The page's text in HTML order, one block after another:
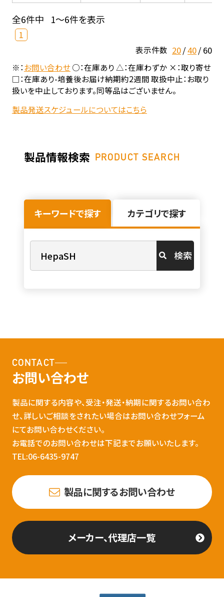
全6件中 1～6件を表示
1
表示件数 20 40 60
※：お問い合わせ○：在庫あり △：在庫わずか ×：取り寄せ
□：在庫あり-培養後お届け納期約2週間 取扱中止：お取り
扱いを中止しております。同等品はございません。
製品発送スケジュールについてはこちら
製品情報検索 PRODUCT SEARCH
キーワードで探す カテゴリで探す
検索
CONTACT
お問い合わせ
製品に関する内容や、受注・発送・納期に関するお問い合わ
せ、詳しいご相談をされたい場合はお問い合わせフォーム
にてお問い合わせください。
お電話でのお問い合わせは下記までお願いいたします。
TEL:06-6435-9747
製品に関するお問い合わせ
メーカー、代理店一覧